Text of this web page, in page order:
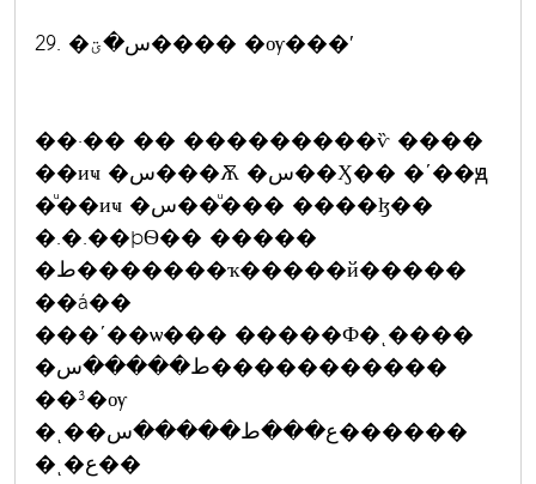
29. �س�ؾ���� �ѹ���ʹ
��·�� �� ���������ѷ ����
��иҹ �س���Ѫ �س��Ӽ�� �ʹ��ԭ
�ͧ��иҹ �س��ͧ��� ����ɮ��
�.�.��þѲ�� �����
�ط�������ҡ�����й�����
��á��
���ʹ��ѡ��� �����Ф�ͺ����
�ط�����س�����������
��³�ѹ
�ͺ��ع���ط�����س������
�ͺ�ع��